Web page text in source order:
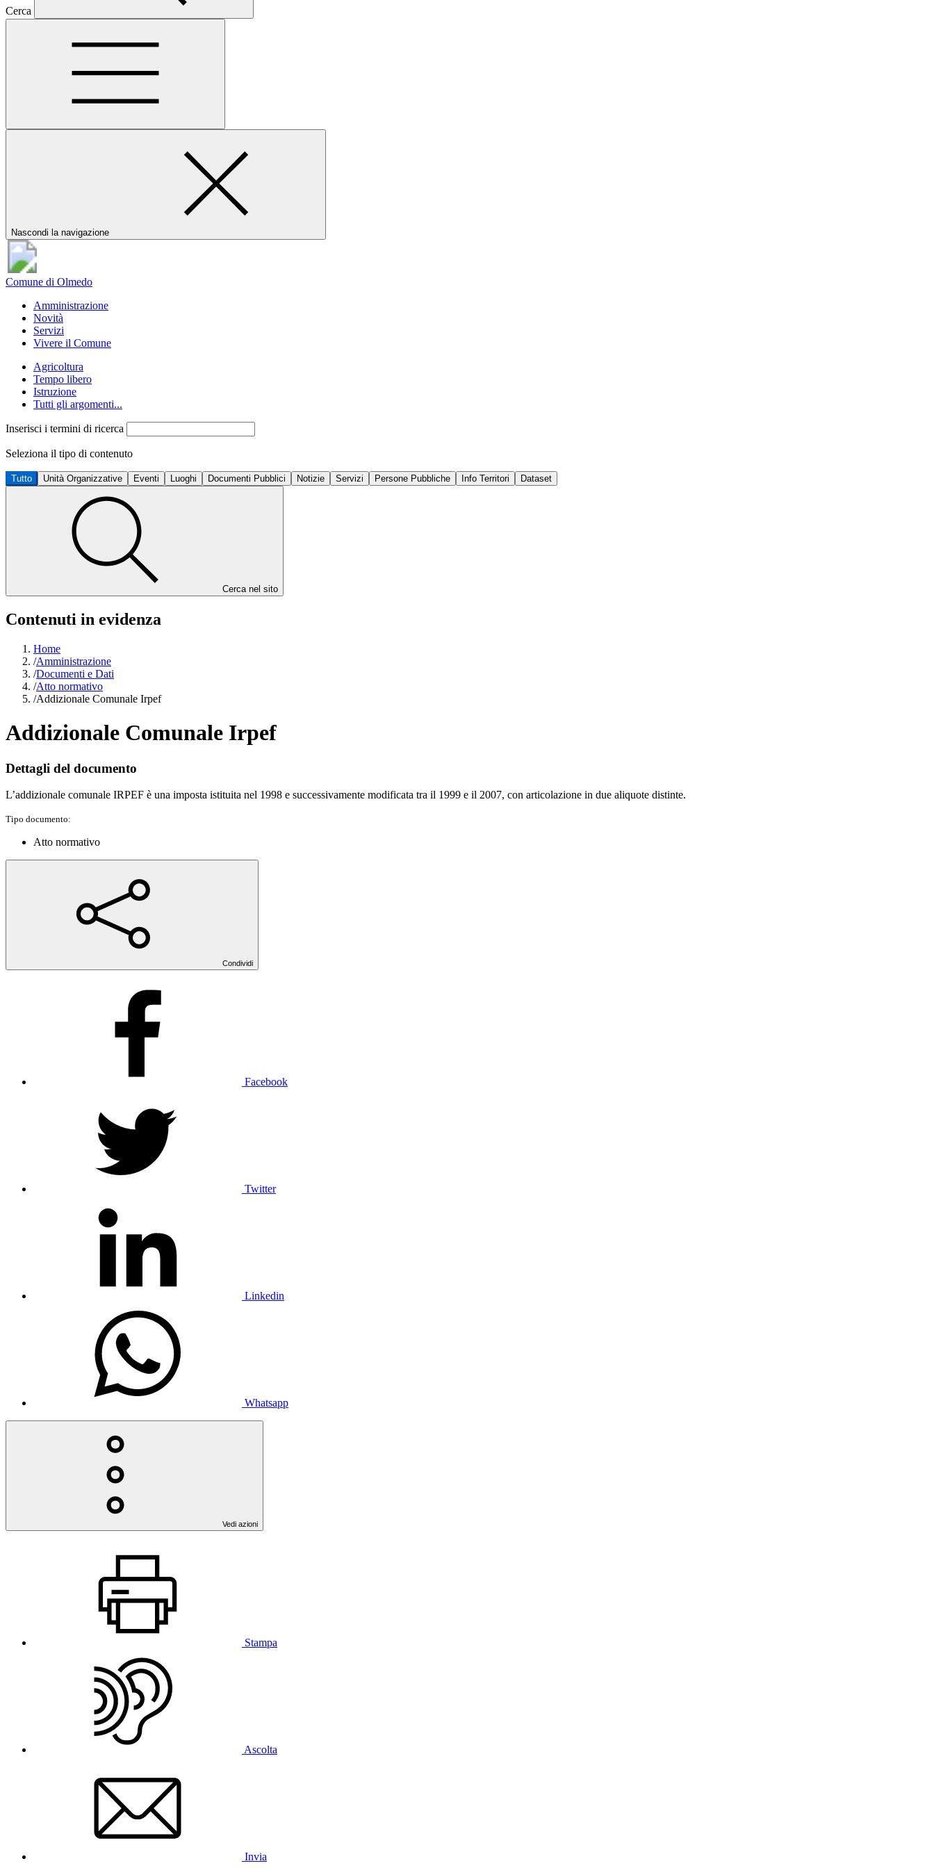
Cerca
Nascondi la navigazione
Comune di Olmedo
Amministrazione
Novità
Servizi
Vivere il Comune
Agricoltura
Tempo libero
Istruzione
Tutti gli argomenti...
Inserisci i termini di ricerca
Seleziona il tipo di contenuto
Tutto Unità Organizzative Eventi Luoghi Documenti Pubblici Notizie Servizi Persone Pubbliche Info Territori Dataset
Cerca nel sito
Contenuti in evidenza
Home
/Amministrazione
/Documenti e Dati
/Atto normativo
/Addizionale Comunale Irpef
Addizionale Comunale Irpef
Dettagli del documento
L’addizionale comunale IRPEF è una imposta istituita nel 1998 e successivamente modificata tra il 1999 e il 2007, con articolazione in due aliquote distinte.
Tipo documento:
Atto normativo
Condividi
Facebook
Twitter
Linkedin
Whatsapp
Vedi azioni
Stampa
Ascolta
Invia